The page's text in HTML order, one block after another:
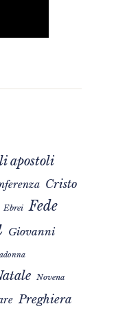
apostoli
Cristo
Ebrei Fede
Giovanni
Novena
Preghiera